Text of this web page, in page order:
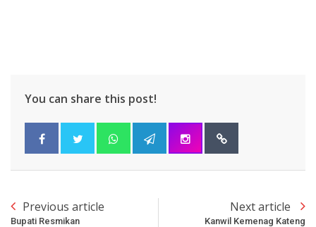
You can share this post!
Previous article
Bupati Resmikan
Next article
Kanwil Kemenag Kateng